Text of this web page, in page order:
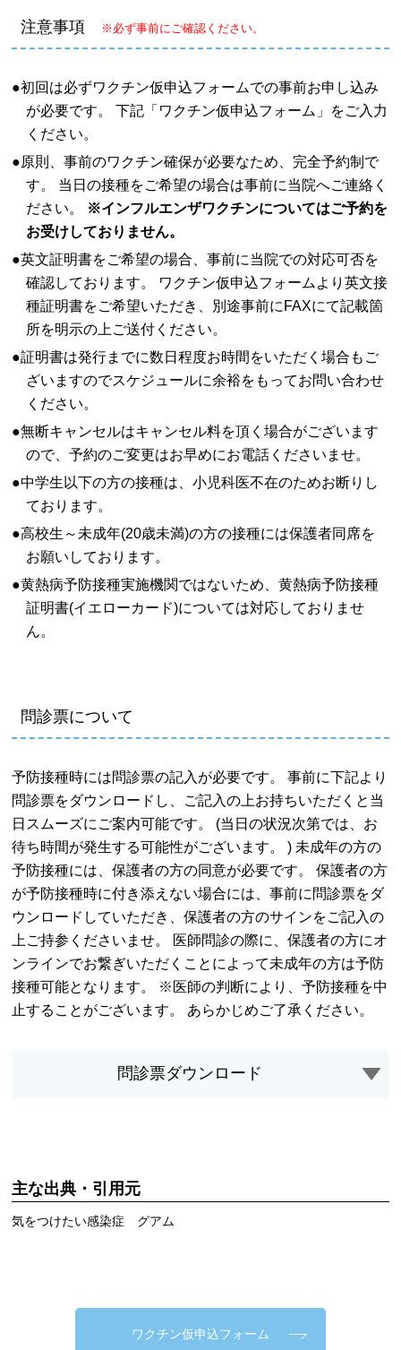
注意事項 ※必ず事前にご確認ください。
●初回は必ずワクチン仮申込フォームでの事前お申し込み
が必要です。 下記「ワクチン仮申込フォーム」をご入力
ください。
●原則、事前のワクチン確保が必要なため、完全予約制で
す。 当日の接種をご希望の場合は事前に当院へご連絡く
ださい。 ※インフルエンザワクチンについてはご予約を
お受けしておりません。
●英文証明書をご希望の場合、事前に当院での対応可否を
確認しております。 ワクチン仮申込フォームより英文接
種証明書をご希望いただき、別途事前にFAXにて記載箇
所を明示の上ご送付ください。
●証明書は発行までに数日程度お時間をいただく場合もご
ざいますのでスケジュールに余裕をもってお問い合わせ
ください。
●無断キャンセルはキャンセル料を頂く場合がございます
ので、予約のご変更はお早めにお電話くださいませ。
●中学生以下の方の接種は、小児科医不在のためお断りし
ております。
●高校生～未成年(20歳未満)の方の接種には保護者同席を
お願いしております。
●黄熱病予防接種実施機関ではないため、黄熱病予防接種
証明書(イエローカード)については対応しておりませ
ん。
問診票について
予防接種時には問診票の記入が必要です。 事前に下記より
問診票をダウンロードし、ご記入の上お持ちいただくと当
日スムーズにご案内可能です。 (当日の状況次第では、お
待ち時間が発生する可能性がございます。 ) 未成年の方の
予防接種には、保護者の方の同意が必要です。 保護者の方
が予防接種時に付き添えない場合には、事前に問診票をダ
ウンロードしていただき、保護者の方のサインをご記入の
上ご持参くださいませ。 医師問診の際に、保護者の方にオ
ンラインでお繋ぎいただくことによって未成年の方は予防
接種可能となります。 ※医師の判断により、予防接種を中
止することがございます。 あらかじめご了承ください。
問診票ダウンロード
主な出典・引用元
気をつけたい感染症 グアム
ワクチン仮申込フォーム